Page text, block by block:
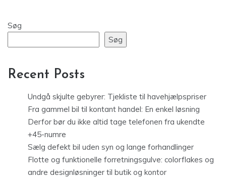
Søg
Søg
Recent Posts
Undgå skjulte gebyrer: Tjekliste til havehjælpspriser
Fra gammel bil til kontant handel: En enkel løsning
Derfor bør du ikke altid tage telefonen fra ukendte
+45-numre
Sælg defekt bil uden syn og lange forhandlinger
Flotte og funktionelle forretningsgulve: colorflakes og
andre designløsninger til butik og kontor